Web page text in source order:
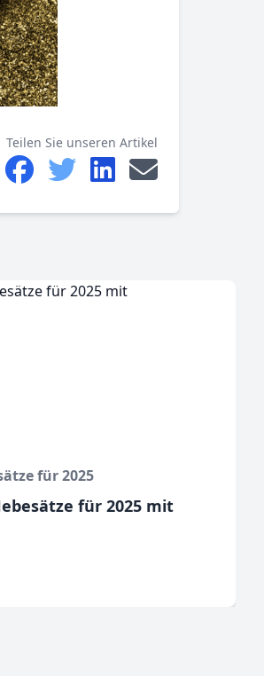
Teilen Sie unseren Artikel
für 2025
für 2025 mit